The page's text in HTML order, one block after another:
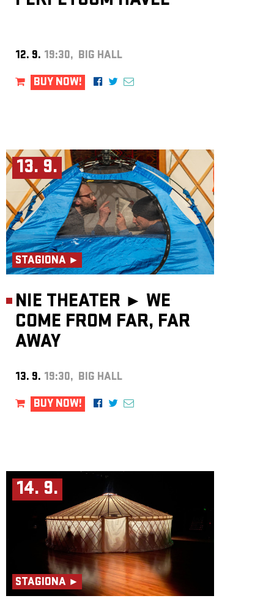
12. 9. 19:30, BIG HALL
BUY NOW!
13. 9.
STAGIONA ►
NIE THEATER ► WE
COME FROM FAR, FAR
AWAY
13. 9. 19:30, BIG HALL
BUY NOW!
14. 9.
STAGIONA ►